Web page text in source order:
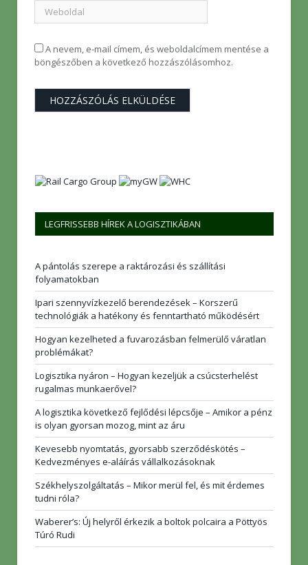
A nevem, e-mail címem, és weboldalcímem mentése a
böngészőben a következő hozzászólásomhoz.
LEGFRISSEBB HÍREK A LOGISZTIKÁBAN
A pántolás szerepe a raktározási és szállítási
folyamatokban
Ipari szennyvízkezelő berendezések – Korszerű
technológiák a hatékony és fenntartható működésért
Hogyan kezelheted a fuvarozásban felmerülő váratlan
problémákat?
Logisztika nyáron – Hogyan kezeljük a csúcsterhelést
rugalmas munkaerővel?
A logisztika következő fejlődési lépcsője – Amikor a pénz
is olyan gyorsan mozog, mint az áru
Kevesebb nyomtatás, gyorsabb szerződéskötés –
Kedvezményes e-aláírás vállalkozásoknak
Székhelyszolgáltatás – Mikor merül fel, és mit érdemes
tudni róla?
Waberer’s: Új helyről érkezik a boltok polcaira a Pöttyös
Túró Rudi